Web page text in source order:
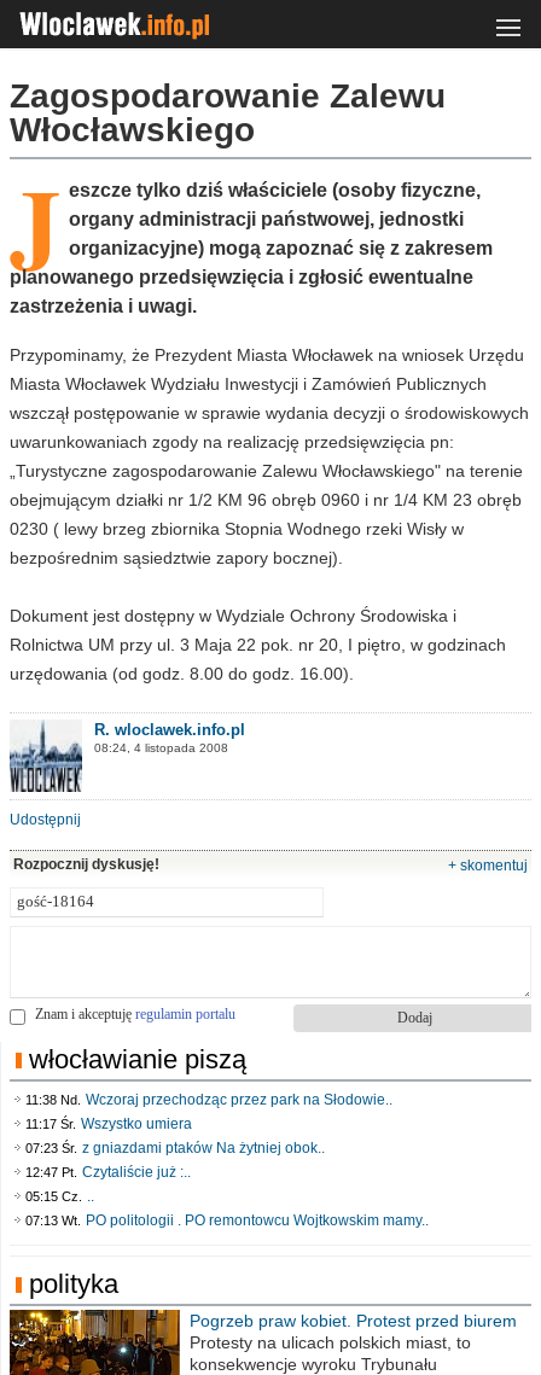
Zagospodarowanie Zalewu
Włocławskiego
J eszcze tylko dziś właściciele (osoby fizyczne,
organy administracji państwowej, jednostki
organizacyjne) mogą zapoznać się z zakresem
planowanego przedsięwzięcia i zgłosić ewentualne
zastrzeżenia i uwagi.
Przypominamy, że Prezydent Miasta Włocławek na wniosek Urzędu
Miasta Włocławek Wydziału Inwestycji i Zamówień Publicznych
wszczął postępowanie w sprawie wydania decyzji o środowiskowych
uwarunkowaniach zgody na realizację przedsięwzięcia pn:
„Turystyczne zagospodarowanie Zalewu Włocławskiego" na terenie
obejmującym działki nr 1/2 KM 96 obręb 0960 i nr 1/4 KM 23 obręb
0230 ( lewy brzeg zbiornika Stopnia Wodnego rzeki Wisły w
bezpośrednim sąsiedztwie zapory bocznej).
Dokument jest dostępny w Wydziale Ochrony Środowiska i
Rolnictwa UM przy ul. 3 Maja 22 pok. nr 20, I piętro, w godzinach
urzędowania (od godz. 8.00 do godz. 16.00).
R. wloclawek.info.pl
08:24, 4 listopada 2008
Udostępnij
Rozpocznij dyskusję! + skomentuj
Znam i akceptuję regulamin portalu
włocławianie piszą
11:38 Nd. Wczoraj przechodząc przez park na Słodowie..
11:17 Śr. Wszystko umiera
07:23 Śr. z gniazdami ptaków Na żytniej obok..
12:47 Pt. Czytaliście już :..
05:15 Cz. ..
07:13 Wt. PO politologii . PO remontowcu Wojtkowskim mamy..
polityka
Pogrzeb praw kobiet. Protest przed biurem
poselskim PiS
Protesty na ulicach polskich miast, to
konsekwencje wyroku Trybunału